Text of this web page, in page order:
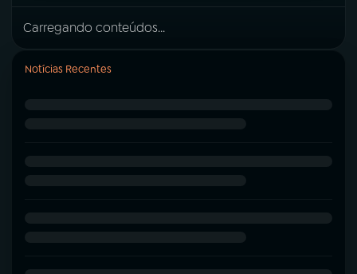
Carregando conteúdos...
Notícias Recentes